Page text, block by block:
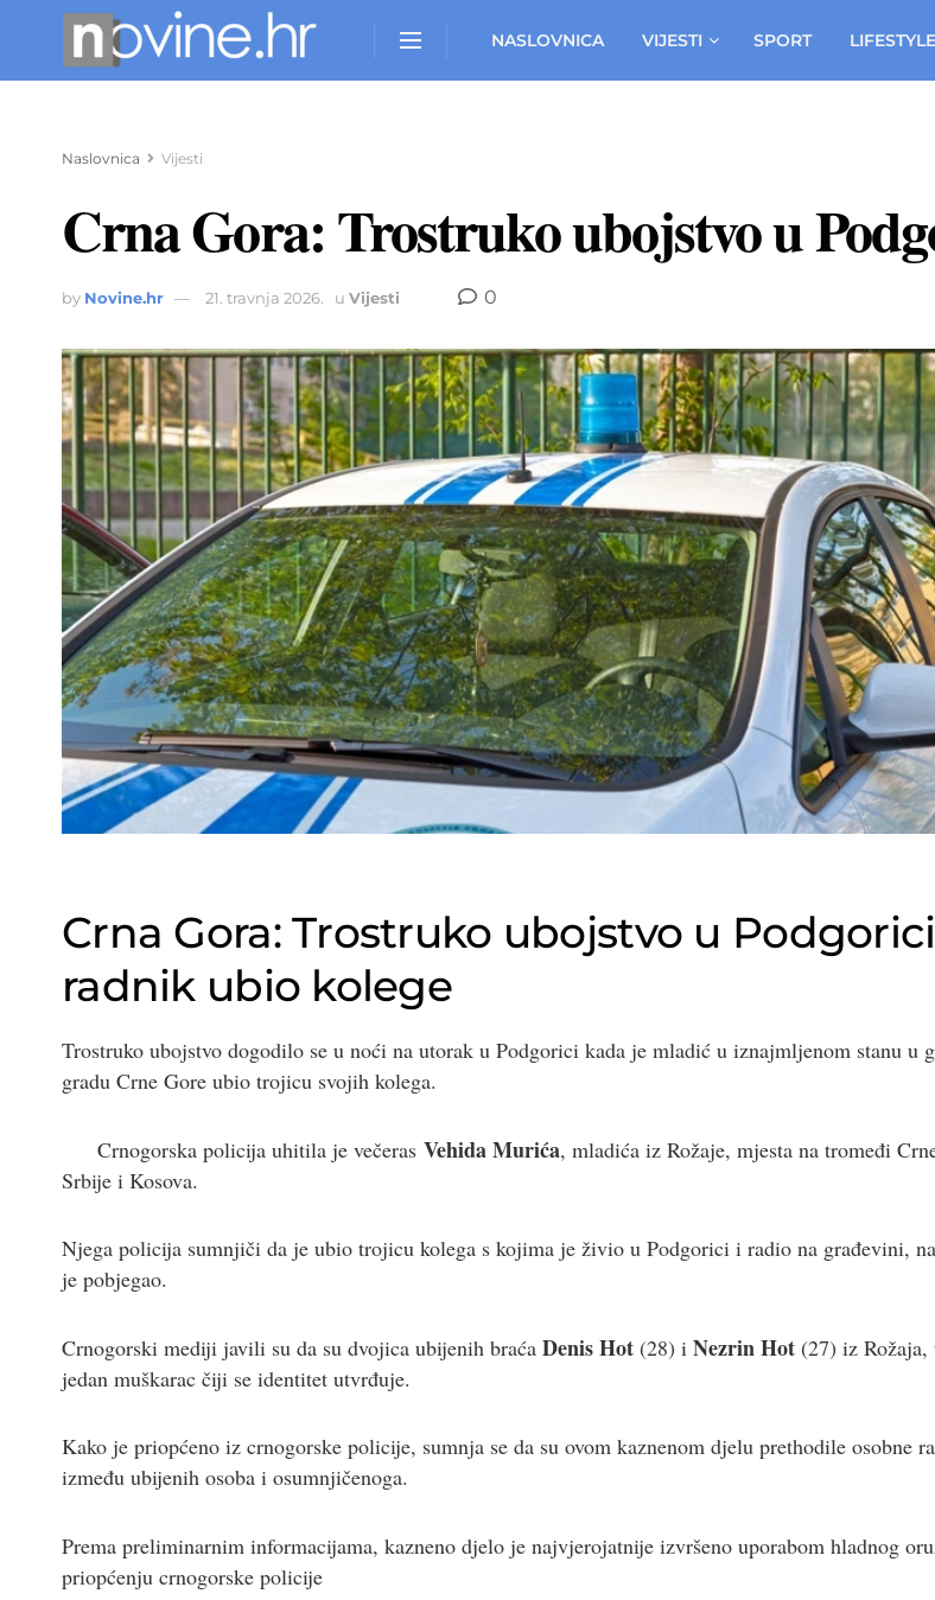
NASLOVNICA VIJESTI SPORT LIFESTYLE
Naslovnica Vijesti
Crna Gora: Trostruko ubojstvo u
by Novine.hr 21. travnja 2026. u Vijesti 0
Crna Gora: Trostruko ubojstvo u
radnik ubio kolege
Trostruko ubojstvo dogodilo se u noći na utorak u Podgorici kada je mladić u iznajmljenom stanu u
gradu Crne Gore ubio trojicu svojih kolega.
Crnogorska policija uhitila je večeras Vehida Murića, mladića iz Rožaje, mjesta na tromeđi
Srbije i Kosova.
Njega policija sumnjiči da je ubio trojicu kolega s kojima je živio u Podgorici i radio na građevini,
je pobjegao.
Crnogorski mediji javili su da su dvojica ubijenih braća Denis Hot (28) i Nezrin Hot (27) iz Rožaja,
jedan muškarac čiji se identitet utvrđuje.
Kako je priopćeno iz crnogorske policije, sumnja se da su ovom kaznenom djelu prethodile osobne
između ubijenih osoba i osumnjičenoga.
Prema preliminarnim informacijama, kazneno djelo je najvjerojatnije izvršeno uporabom hladnog
priopćenju crnogorske policije